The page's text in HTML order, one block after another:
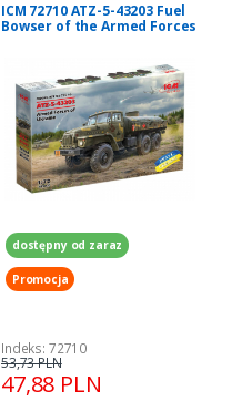
ICM 72710 ATZ-5-43203 Fuel
Bowser of the Armed Forces
dostępny od zaraz
Promocja
Indeks: 72710
47,88 PLN
53,73 PLN